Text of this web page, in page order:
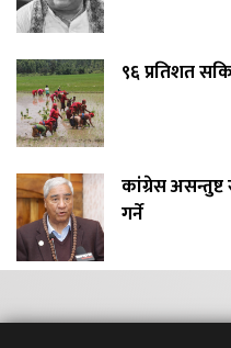
९६ प्रतिशत
कांग्रेस
गर्ने